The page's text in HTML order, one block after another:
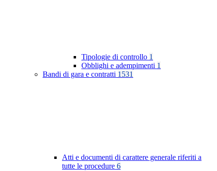
Tipologie di controllo 1
Obblighi e adempimenti 1
Bandi di gara e contratti 1531
Atti e documenti di carattere generale riferiti a
tutte le procedure 6